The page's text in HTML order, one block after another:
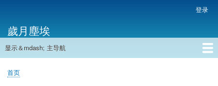
主
内
帐
户
菜
单
登录
歲月塵埃
主
航
显示＆mdash; 主导航
首页
面
首页